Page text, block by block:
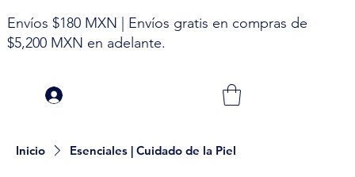
Envíos $180 MXN | Envíos gratis en compras de
$5,200 MXN en adelante.
Inicio Esenciales | Cuidado de la Piel